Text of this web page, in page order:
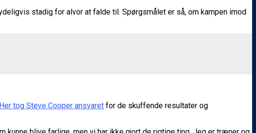
stadig for alvor at falde til. Spørgsmålet er så, om kampen imod
Her tog Steve Cooper ansvaret for de skuffende resultater og